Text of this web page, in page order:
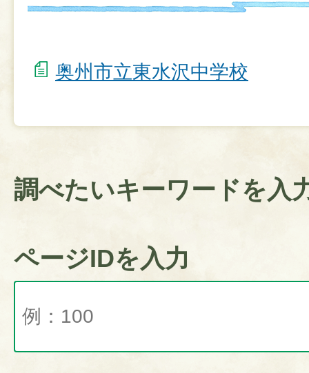
奥州市立東水沢中学校
調べたいキーワードを入
ページIDを入力